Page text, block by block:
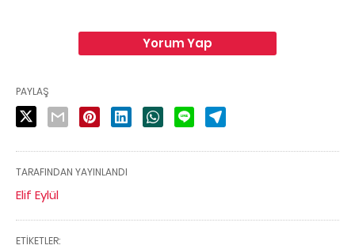
Yorum Yap
PAYLAŞ
TARAFINDAN YAYINLANDI
Elif Eylül
ETIKETLER: